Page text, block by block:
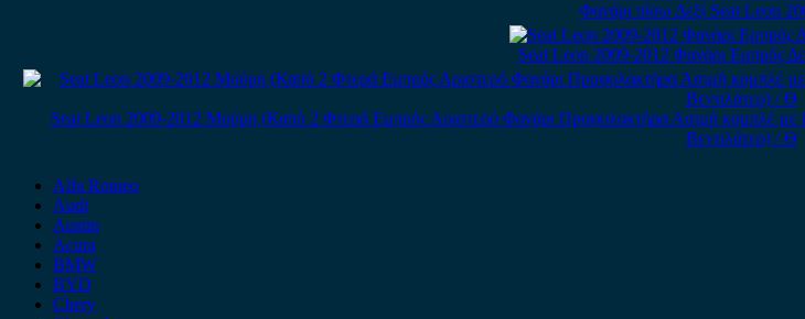
Φανάρι πίσω Δεξί Seat Leon
Seat Leon 2009-2012 Φανάρι Εμπρός
Seat Leon 2009-2012 Μούρη (Καπό 2 Φτερά Εμπρός Αριστερό Φανάρι Προφυλακτήρα Ασιμή κομπλέ
Βεντιλάτερ) / Θ
Alfa Romeo
Audi
Austin
Acura
BMW
BYD
Chery